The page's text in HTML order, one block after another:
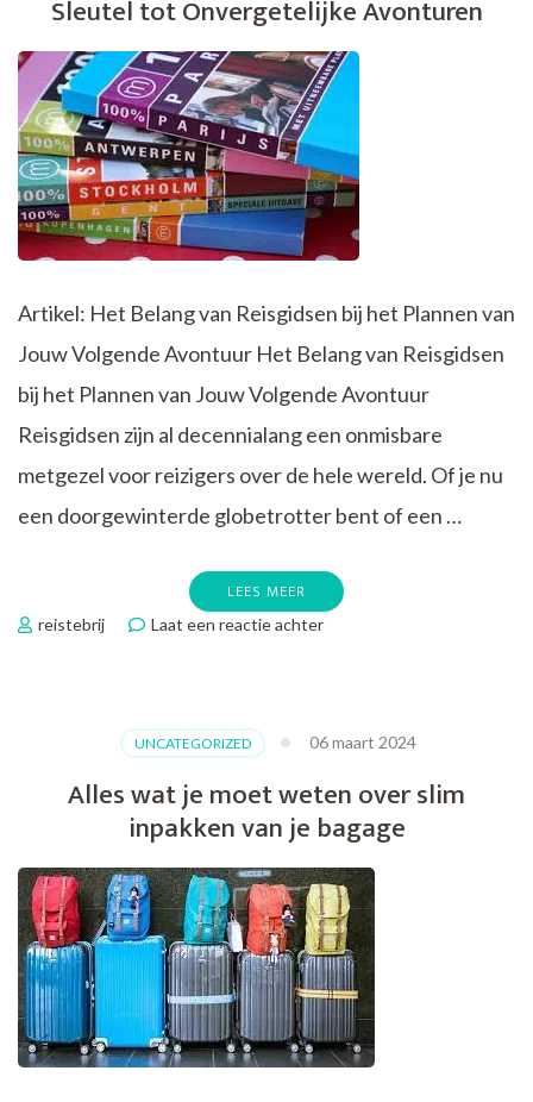
Sleutel tot Onvergetelijke Avonturen
Artikel: Het Belang van Reisgidsen bij het Plannen van
Jouw Volgende Avontuur Het Belang van Reisgidsen
bij het Plannen van Jouw Volgende Avontuur
Reisgidsen zijn al decennialang een onmisbare
metgezel voor reizigers over de hele wereld. Of je nu
een doorgewinterde globetrotter bent of een …
LEES MEER
reistebrij Laat een reactie achterop
Reisgidsen:
Sleutel
tot
Onvergetelijke
Avonturen
UNCATEGORIZED 06 maart 2024
Alles wat je moet weten over slim
inpakken van je bagage